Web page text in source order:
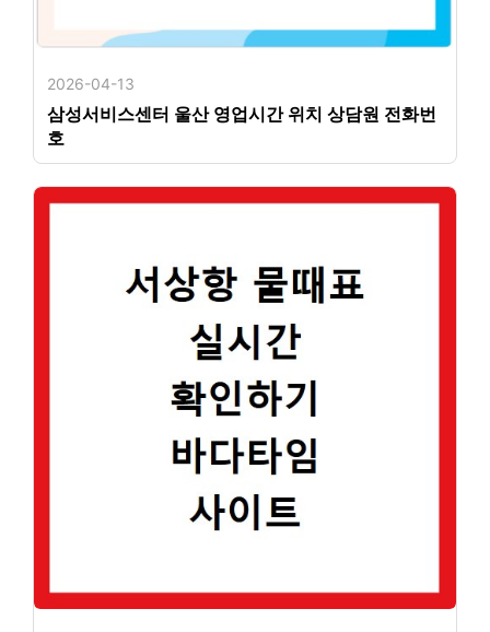
2026-04-13
삼성서비스센터 울산 영업시간 위치 상담원 전화번
호